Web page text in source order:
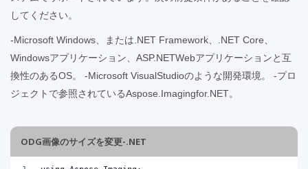
してください。
-Microsoft Windows、または.NET Framework、.NET Core、
Windowsアプリケーション、ASP.NETWebアプリケーションと互
換性のあるOS。 -Microsoft VisualStudioのような開発環境。 -プロ
ジェクトで参照されているAspose.Imagingfor.NET。
ODG画像のサイズを変更-.NET